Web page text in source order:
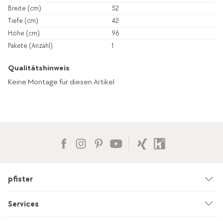
Breite (cm)
52
Tiefe (cm)
42
Höhe (cm)
96
Pakete (Anzahl)
1
Qualitätshinweis
Keine Montage für diesen Artikel
pfister
Unternehmen
Services